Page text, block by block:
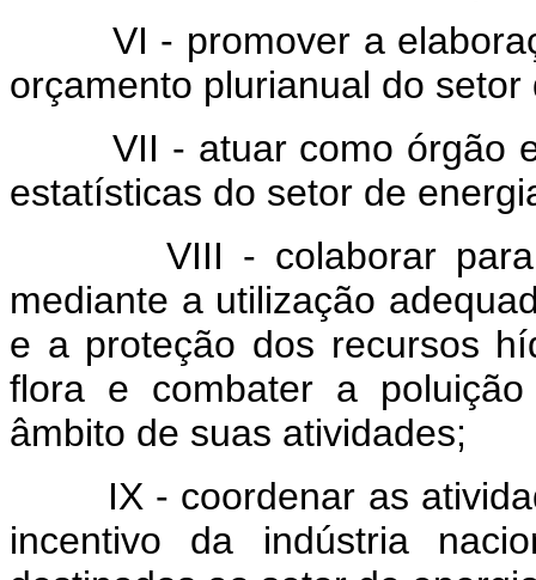
VI - promover a
orçamento plurianual do
VII - atuar como órgão
estatísticas do setor de
VIII - colaborar para a
mediante a utilização
e a proteção dos recursos
flora e combater a
âmbito de suas atividades;
IX - coordenar as
incentivo da indústria